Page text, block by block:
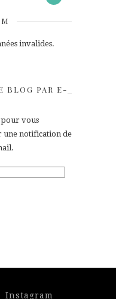
invalides.
BLOG PAR E-
pour vous
une notification de
Instagram